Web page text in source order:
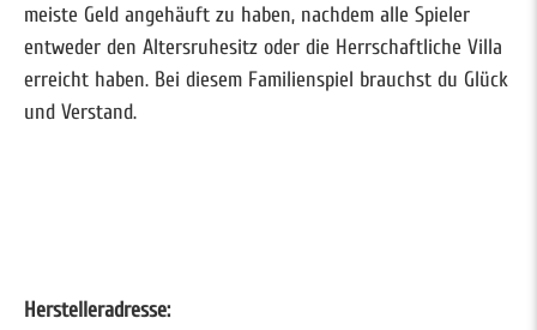
meiste Geld angehäuft zu haben, nachdem alle Spieler
entweder den Altersruhesitz oder die Herrschaftliche Villa
erreicht haben. Bei diesem Familienspiel brauchst du Glück
und Verstand.
Herstelleradresse: